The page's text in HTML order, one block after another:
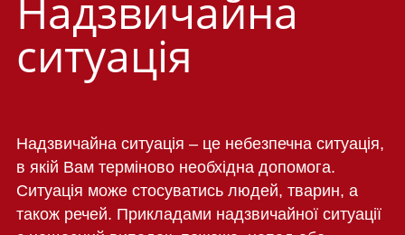
Надзвичайна
ситуація
Надзвичайна ситуація – це небезпечна ситуація,
в якій Вам терміново необхідна допомога.
Ситуація може стосуватись людей, тварин, а
також речей. Прикладами надзвичайної ситуації